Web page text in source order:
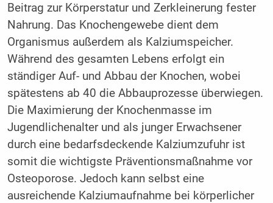
Beitrag zur Körperstatur und Zerkleinerung fester
Nahrung. Das Knochengewebe dient dem
Organismus außerdem als Kalziumspeicher.
Während des gesamten Lebens erfolgt ein
ständiger Auf- und Abbau der Knochen, wobei
spätestens ab 40 die Abbauprozesse überwiegen.
Die Maximierung der Knochenmasse im
Jugendlichenalter und als junger Erwachsener
durch eine bedarfsdeckende Kalziumzufuhr ist
somit die wichtigste Präventionsmaßnahme vor
Osteoporose. Jedoch kann selbst eine
ausreichende Kalziumaufnahme bei körperlicher